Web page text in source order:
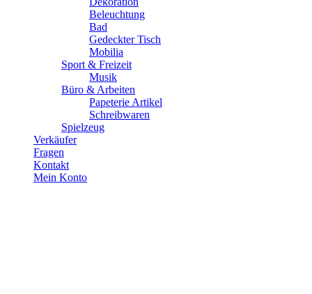
Beleuchtung
Bad
Gedeckter Tisch
Mobilia
Sport & Freizeit
Musik
Büro & Arbeiten
Papeterie Artikel
Schreibwaren
Spielzeug
Verkäufer
Fragen
Kontakt
Mein Konto